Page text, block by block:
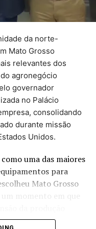
metodologia própria
o mandato
é atualizado.
da norte-
Mato Grosso
relevantes dos
agronegócio
governador
no Palácio
consolidando
durante missão
Unidos.
uma das maiores
para
Mato Grosso
momento em que
desafios do setor: a